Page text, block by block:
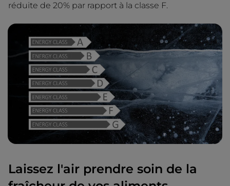
réduite de 20% par rapport à la classe F.
Laissez l'air prendre soin de la